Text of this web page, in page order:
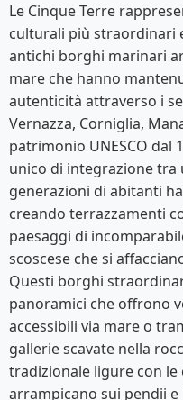
Le Cinque Terre
culturali più straordinari
antichi borghi marinari
mare che hanno
autenticità attraverso i
Vernazza, Corniglia,
patrimonio UNESCO dal
unico di integrazione tra
generazioni di abitanti
creando terrazzamenti
paesaggi di
scoscese che si
Questi borghi
panoramici che offrono
accessibili via mare o
gallerie scavate nella
tradizionale ligure con le
arrampicano sui pendii